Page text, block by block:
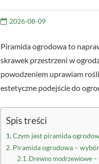
2026-08-09
Piramida ogrodowa to
skrawek przestrzeni w
powodzeniem uprawiam
estetyczne podejście do
Spis treści
Czym jest piramida
Piramida ogrodowa –
Drewno modrzewiowe